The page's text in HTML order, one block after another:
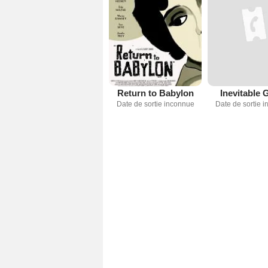
Return to Babylon
Date de sortie inconnue
Inevitable
Date de sortie